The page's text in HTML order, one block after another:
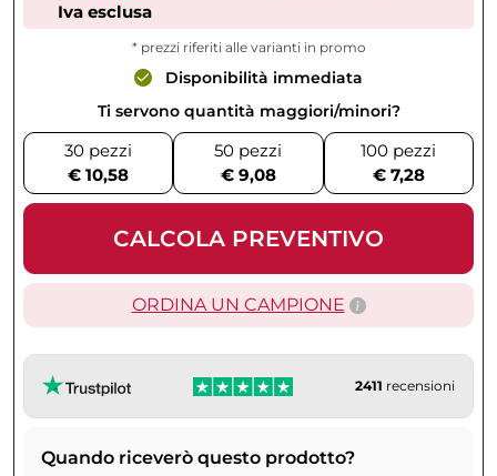
Iva esclusa
* prezzi riferiti alle varianti in promo
Disponibilità immediata
Ti servono quantità maggiori/minori?
30 pezzi
€ 10,58
50 pezzi
€ 9,08
100 pezzi
€ 7,28
CALCOLA PREVENTIVO
ORDINA UN CAMPIONE
2411 recensioni
Quando riceverò questo prodotto?